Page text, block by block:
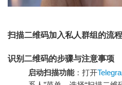
扫描二维码加入私人群组的流程
识别二维码的步骤与注意事项
启动扫描功能：打开